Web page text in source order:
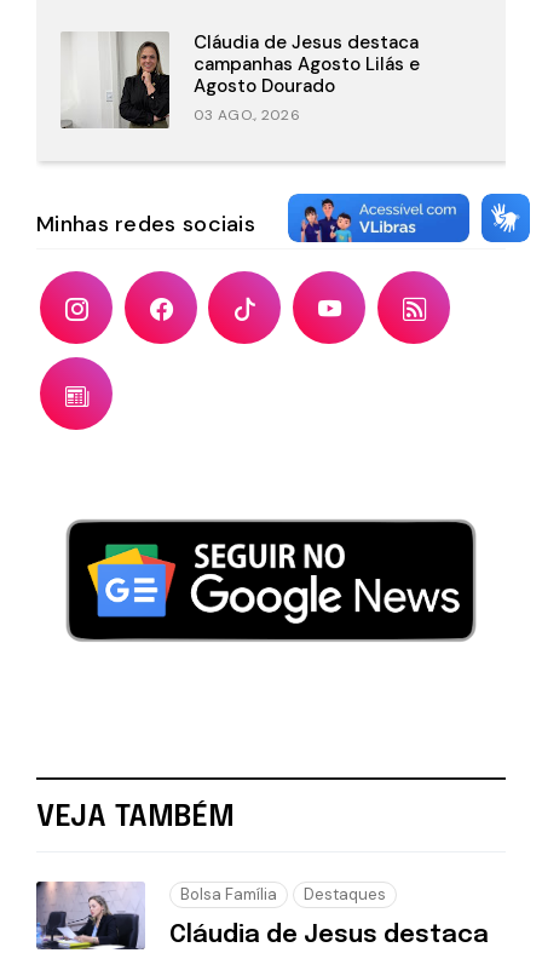
Cláudia de Jesus destaca
campanhas Agosto Lilás e
Agosto Dourado
03 AGO., 2026
Minhas redes sociais
VEJA TAMBÉM
Bolsa Família Destaques
Cláudia de Jesus destaca